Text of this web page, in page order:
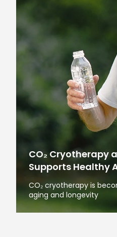
CO₂ Cryotherapy
Supports Healthy
CO₂ cryotherapy is
aging and longevity